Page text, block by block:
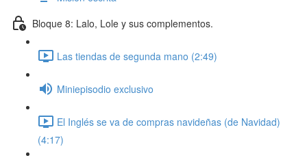
Bloque 8: Lalo, Lole y sus complementos.
Las tiendas de segunda mano (2:49)
Miniepisodio exclusivo
El Inglés se va de compras navideñas (de Navidad)
(4:17)